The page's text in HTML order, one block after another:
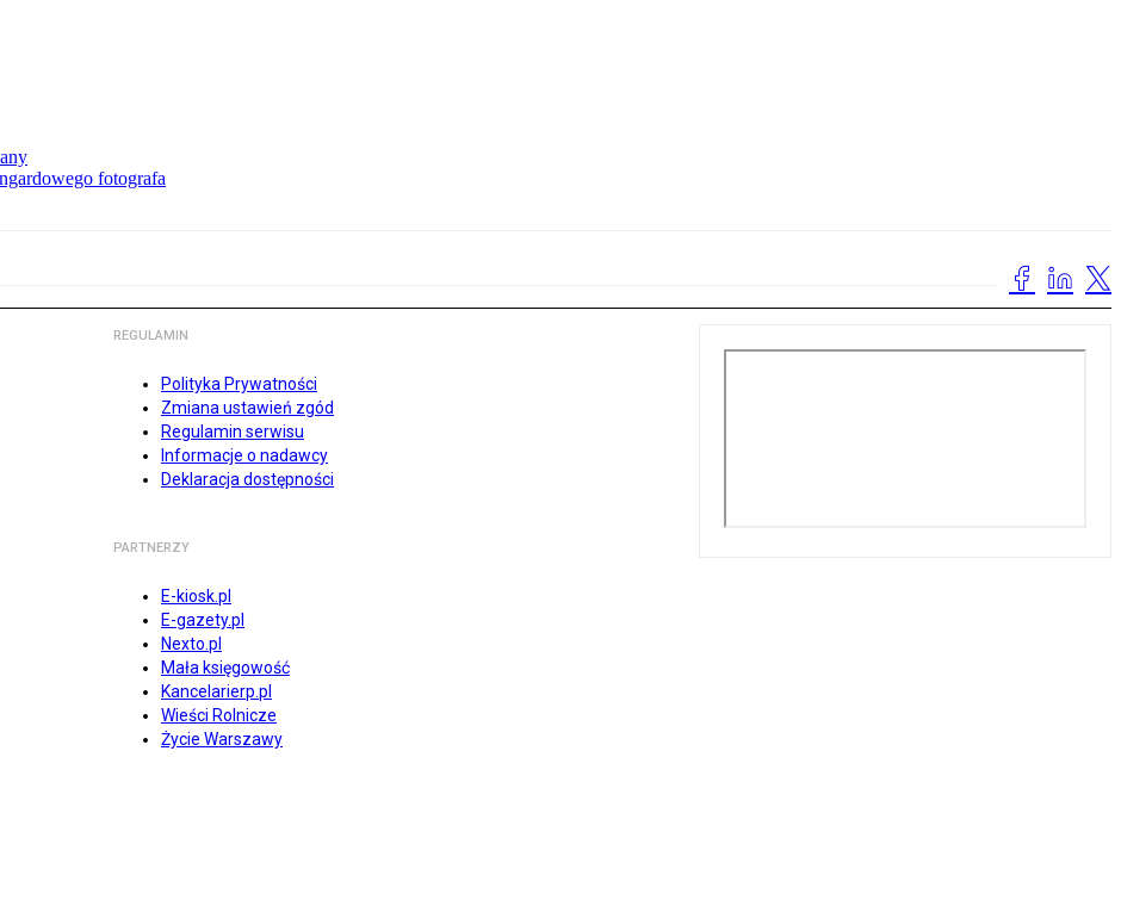
fotografa
REGULAMIN
Polityka Prywatności
Zmiana ustawień zgód
Regulamin serwisu
Informacje o nadawcy
Deklaracja dostępności
PARTNERZY
E-kiosk.pl
E-gazety.pl
Nexto.pl
Mała księgowość
Kancelarierp.pl
Wieści Rolnicze
Życie Warszawy